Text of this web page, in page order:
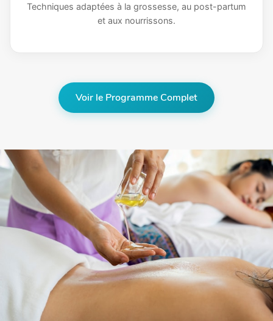
Techniques adaptées à la grossesse, au post-partum
et aux nourrissons.
Voir le Programme Complet